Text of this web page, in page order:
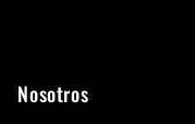
Nosotros